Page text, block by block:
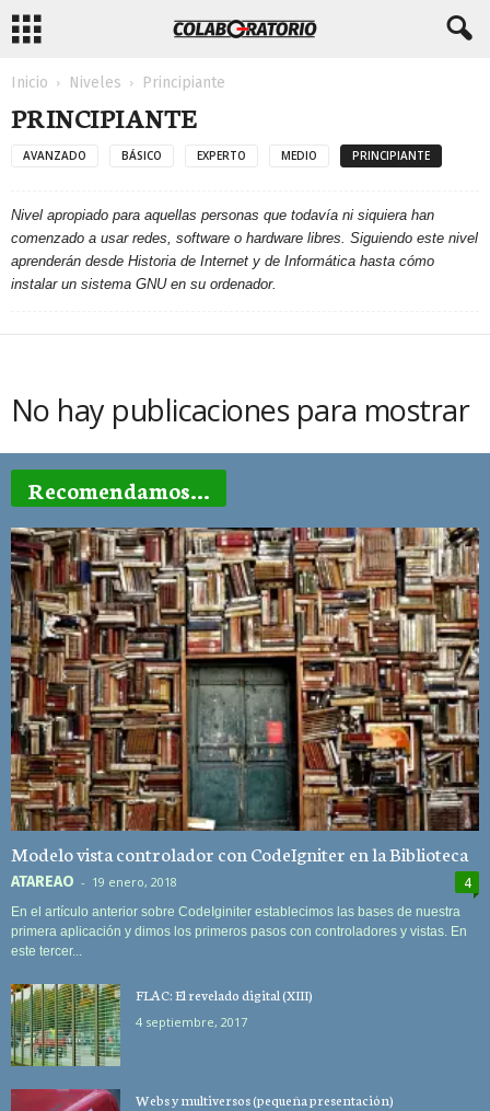
Inicio Niveles Principiante
PRINCIPIANTE
AVANZADO BÁSICO EXPERTO MEDIO PRINCIPIANTE
Nivel apropiado para aquellas personas que todavía ni siquiera han
comenzado a usar redes, software o hardware libres. Siguiendo este nivel
aprenderán desde Historia de Internet y de Informática hasta cómo
instalar un sistema GNU en su ordenador.
No hay publicaciones para mostrar
Recomendamos...
Modelo vista controlador con CodeIgniter en la Biblioteca
ATAREAO - 19 enero, 2018 4
En el artículo anterior sobre CodeIginiter establecimos las bases de nuestra
primera aplicación y dimos los primeros pasos con controladores y vistas. En
este tercer...
FLAC: El revelado digital (XIII)
4 septiembre, 2017
Webs y multiversos (pequeña presentación)